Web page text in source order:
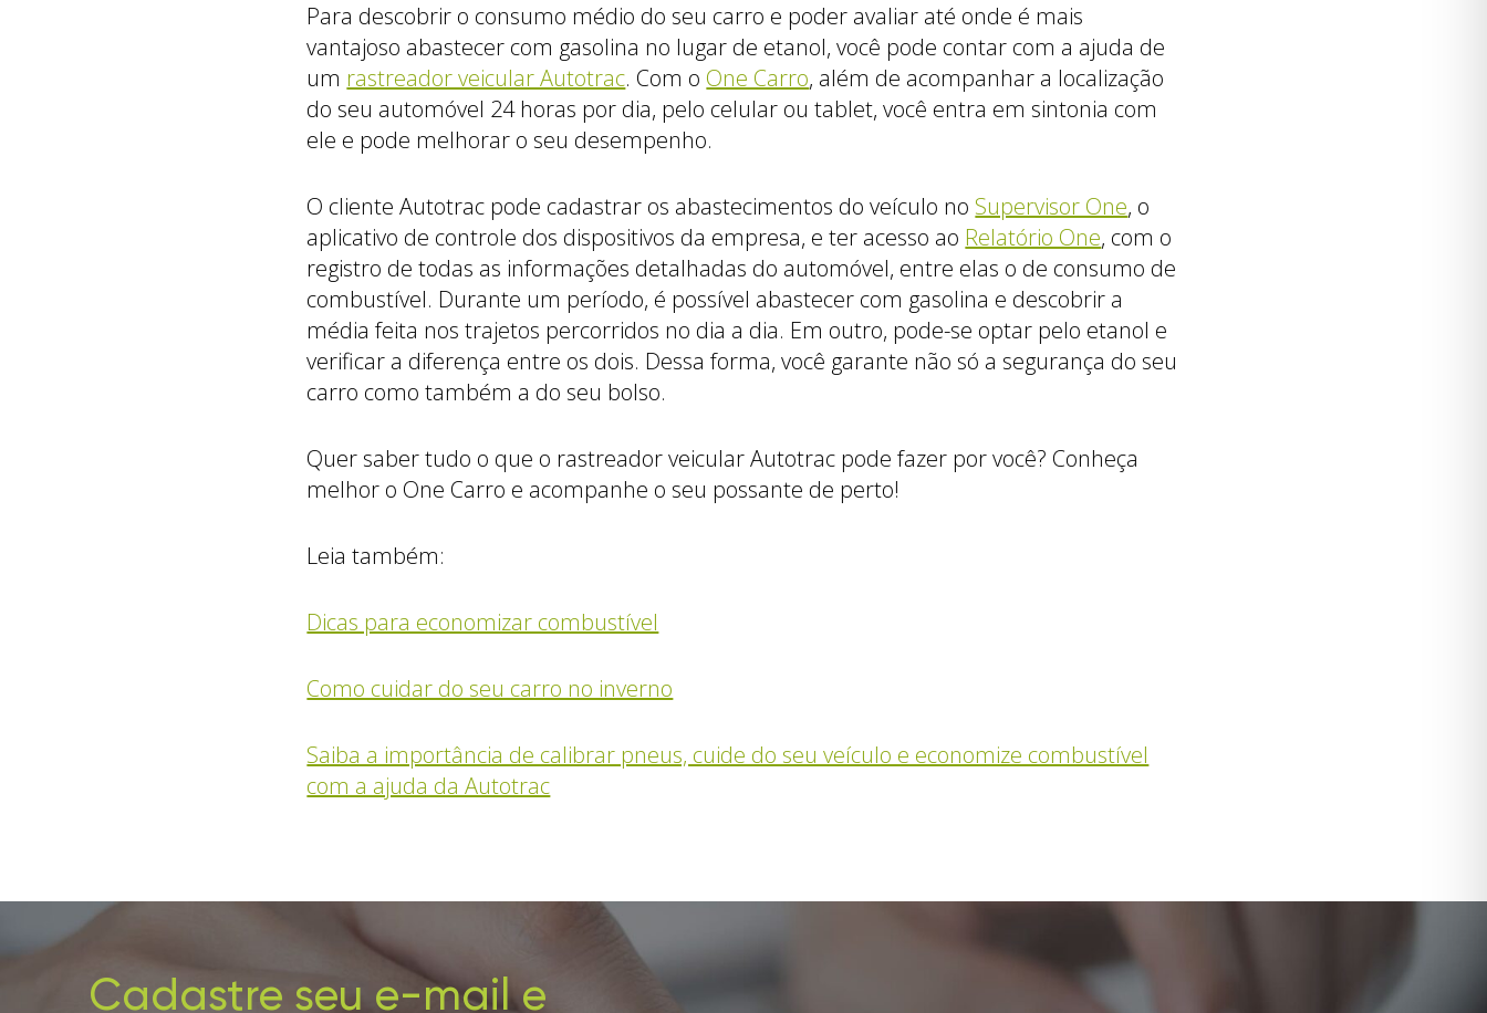
Para descobrir o consumo médio do seu carro e poder avaliar até onde é mais
vantajoso abastecer com gasolina no lugar de etanol, você pode contar com a ajuda de
um rastreador veicular Autotrac. Com o One Carro, além de acompanhar a localização
do seu automóvel 24 horas por dia, pelo celular ou tablet, você entra em sintonia com
ele e pode melhorar o seu desempenho.
O cliente Autotrac pode cadastrar os abastecimentos do veículo no Supervisor One, o
aplicativo de controle dos dispositivos da empresa, e ter acesso ao Relatório One, com o
registro de todas as informações detalhadas do automóvel, entre elas o de consumo de
combustível. Durante um período, é possível abastecer com gasolina e descobrir a
média feita nos trajetos percorridos no dia a dia. Em outro, pode-se optar pelo etanol e
verificar a diferença entre os dois. Dessa forma, você garante não só a segurança do seu
carro como também a do seu bolso.
Quer saber tudo o que o rastreador veicular Autotrac pode fazer por você? Conheça
melhor o One Carro e acompanhe o seu possante de perto!
Leia também:
Dicas para economizar combustível
Como cuidar do seu carro no inverno
Saiba a importância de calibrar pneus, cuide do seu veículo e economize combustível
com a ajuda da Autotrac
Cadastre seu e-mail e